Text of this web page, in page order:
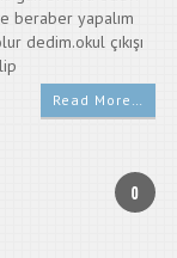
beraber yapalım
dedim.okul çıkışı
Read More…
0